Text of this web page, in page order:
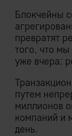
Блокчейны
превратят
того, что
уже вчера:
путем
миллионов
компаний и
день.